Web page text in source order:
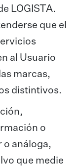
LOGISTA.
que el
al Usuario
marcas,
distintivos.
o
o análoga,
que medie